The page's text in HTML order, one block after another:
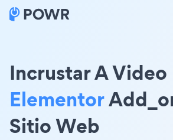
Incrustar A Video
Elementor
Sitio Web